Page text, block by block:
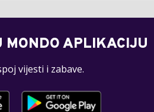
MONDO APLIKACIJU
vijesti i zabave.